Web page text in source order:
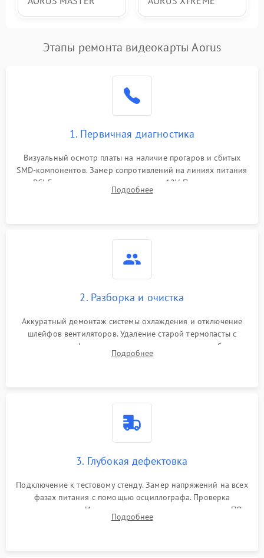
Этапы ремонта видеокарты Aorus
1. Первичная диагностика
Визуальный осмотр платы на наличие прогаров и сбитых
SMD-компонентов. Замер сопротивлений на линиях питания
PCI-E и дополнительных разъемах 12V. Проверка на
короткое замыкание основных дросселей питания GPU и
Подробнее
2. Разборка и очистка
Аккуратный демонтаж системы охлаждения и отключение
шлейфов вентиляторов. Удаление старой термопасты с
кристалла графического чипа и термопрокладок с банок
памяти и зоны VRM. Очистка платы от пыли и окислов.
Подробнее
3. Глубокая дефектовка
Подключение к тестовому стенду. Замер напряжений на всех
фазах питания с помощью осциллографа. Проверка
инициализации. Использование специализированного ПО
MATS
Подробнее